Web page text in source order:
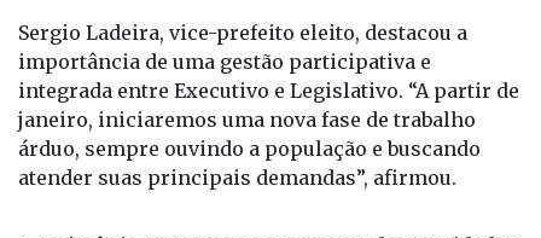
janeiro, iniciaremos uma nova fase de trabalho
árduo, sempre ouvindo a população e buscando
atender suas principais demandas”, afirmou.
A cerimônia contou com a presença de autoridades